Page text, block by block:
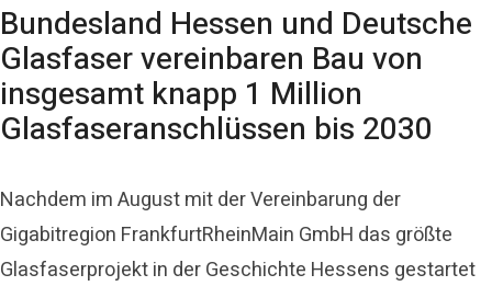
Bundesland Hessen und Deutsche
Glasfaser vereinbaren Bau von
insgesamt knapp 1 Million
Glasfaseranschlüssen bis 2030
Nachdem im August mit der Vereinbarung der
Gigabitregion FrankfurtRheinMain GmbH das größte
Glasfaserprojekt in der Geschichte Hessens gestartet